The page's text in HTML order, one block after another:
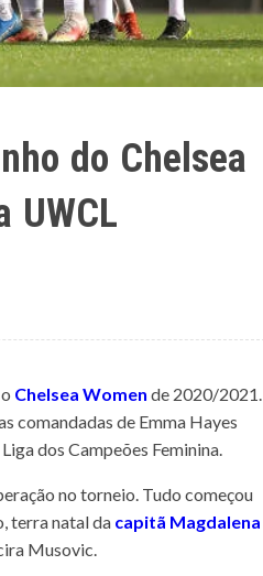
do Chelsea
UWCL
Chelsea Women de 2020/2021.
comandadas de Emma Hayes
dos Campeões Feminina.
no torneio. Tudo começou
terra natal da capitã Magdalena
Musovic.